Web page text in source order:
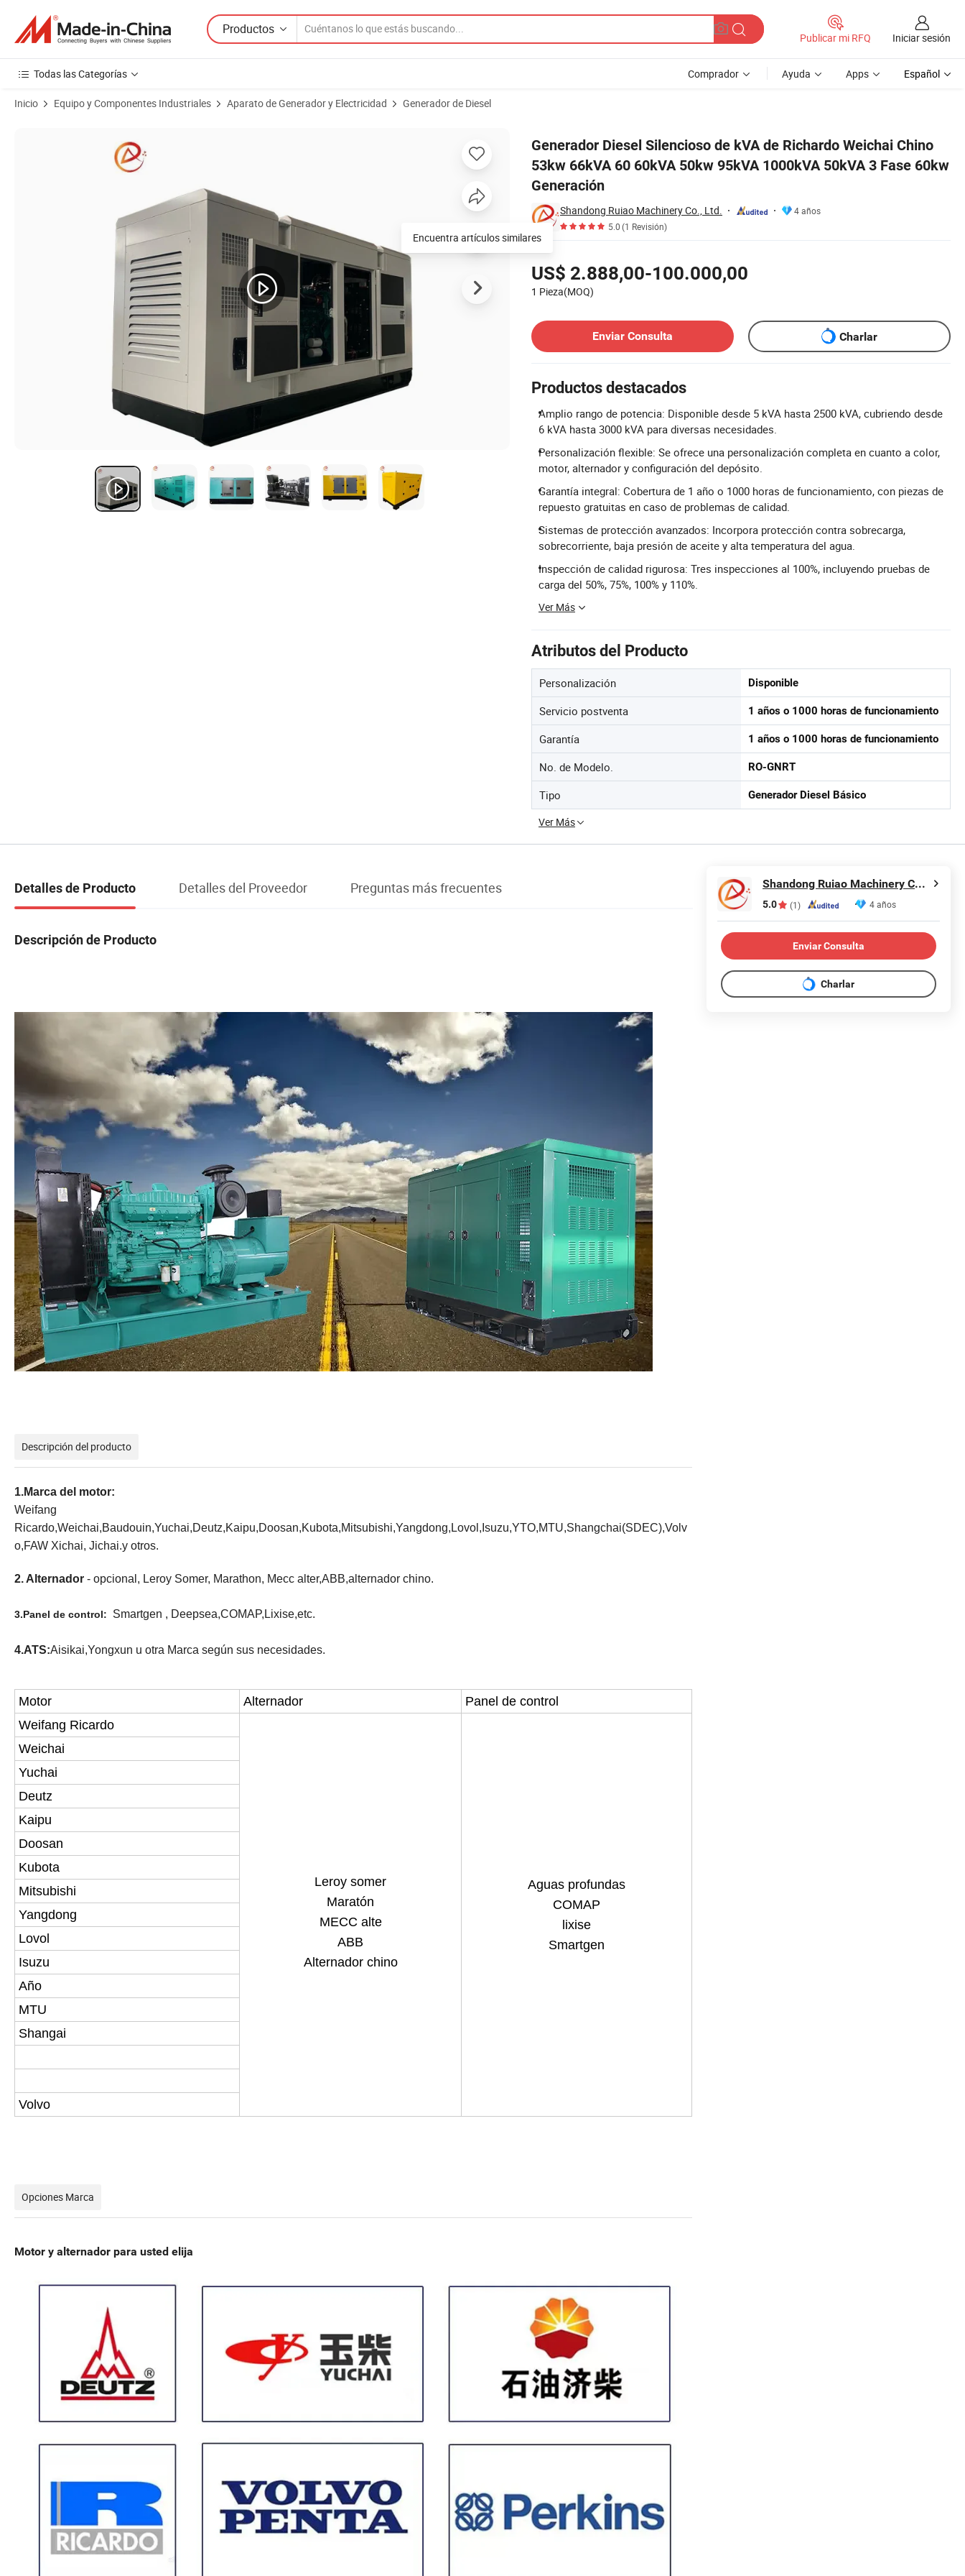
Productos
Publicar mi RFQ Iniciar sesión
Todas las Categorías Comprador Ayuda Apps Español
Inicio Equipo y Componentes Industriales Aparato de Generador y Electricidad Generador de Diesel
Generador Diesel Silencioso de kVA de Richardo Weichai Chino
53kw 66kVA 60 60kVA 50kw 95kVA 1000kVA 50kVA 3 Fase 60kw
Generación
Shandong Ruiao Machinery Co., Ltd.
4 años
5.0(1 Revisión)
Precios
US$ 2.888,00-100.000,00
1 Pieza(MOQ)
Enviar Consulta
Charlar
Productos destacados
Amplio rango de potencia: Disponible desde 5 kVA hasta 2500 kVA, cubriendo desde
6 kVA hasta 3000 kVA para diversas necesidades.
Personalización flexible: Se ofrece una personalización completa en cuanto a color,
motor, alternador y configuración del depósito.
Garantía integral: Cobertura de 1 año o 1000 horas de funcionamiento, con piezas de
repuesto gratuitas en caso de problemas de calidad.
Sistemas de protección avanzados: Incorpora protección contra sobrecarga,
sobrecorriente, baja presión de aceite y alta temperatura del agua.
Inspección de calidad rigurosa: Tres inspecciones al 100%, incluyendo pruebas de
carga del 50%, 75%, 100% y 110%.
Ver Más
Atributos del Producto
Personalización Disponible
Servicio postventa 1 años o 1000 horas de funcionamiento
Garantía 1 años o 1000 horas de funcionamiento
No. de Modelo. RO-GNRT
Tipo Generador Diesel Básico
Ver Más
Encuentra artículos similares
Detalles de Producto Detalles del Proveedor Preguntas más frecuentes
Descripción de Producto
Descripción del producto
1.Marca del motor:
Weifang
Ricardo,Weichai,Baudouin,Yuchai,Deutz,Kaipu,Doosan,Kubota,Mitsubishi,Yangdong,Lovol,Isuzu,YTO,MTU,Shangchai(SDEC),Volv
o,FAW Xichai, Jichai.y otros.
2. Alternador - opcional, Leroy Somer, Marathon, Mecc alter,ABB,alternador chino.
3.Panel de control: Smartgen , Deepsea,COMAP,Lixise,etc.
4.ATS:Aisikai,Yongxun u otra Marca según sus necesidades.
Motor Alternador
Panel de control
Weifang Ricardo
Leroy somer
Maratón
MECC alte
ABB
Alternador chino
Aguas profundas
COMAP
lixise
Smartgen
Weichai
Yuchai
Deutz
Kaipu
Doosan
Kubota
Mitsubishi
Yangdong
Lovol
Isuzu
Año
MTU
Shangai
Volvo
Opciones Marca
Motor y alternador para usted elija
Shandong Ruiao Machinery Co., Ltd.
5.0 (1) 4 años
Enviar Consulta
Charlar